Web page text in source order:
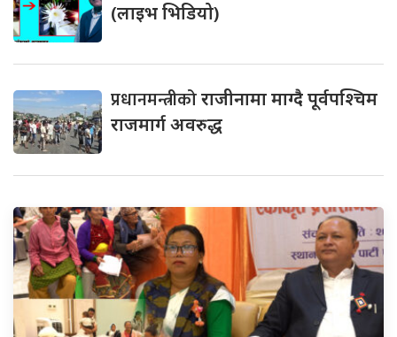
(लाइभ भिडियो)
प्रधानमन्त्रीकोराजीनामा माग्दै पूर्वपश्चिम
राजमार्ग अवरुद्ध